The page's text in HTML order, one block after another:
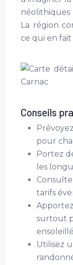
La région
ce qui en
Conseils
pour
Portez
les
tarifs
surtout
Utilisez